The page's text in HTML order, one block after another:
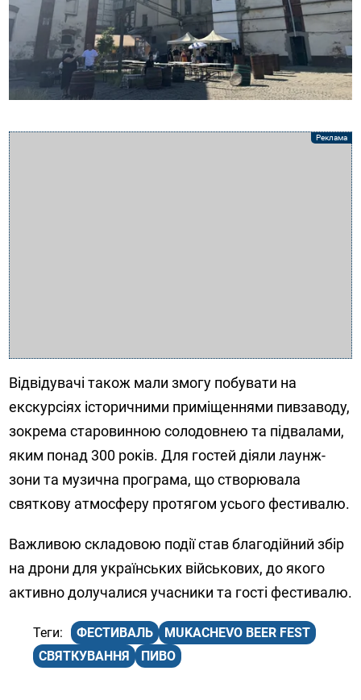
Відвідувачі також мали змогу побувати на
екскурсіях історичними приміщеннями пивзаводу,
зокрема старовинною солодовнею та підвалами,
яким понад 300 років. Для гостей діяли лаунж-
зони та музична програма, що створювала
святкову атмосферу протягом усього фестивалю.
Важливою складовою події став благодійний збір
на дрони для українських військових, до якого
активно долучалися учасники та гості фестивалю.
ФЕСТИВАЛЬ
MUKACHEVO BEER FEST
СВЯТКУВАННЯ
ПИВО